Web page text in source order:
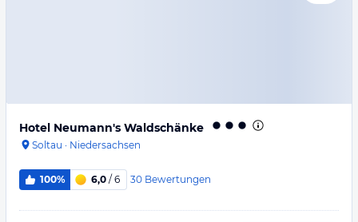
Hotel Neumann's Waldschänke
Soltau · Niedersachsen
100% 6,0 / 6 30 Bewertungen